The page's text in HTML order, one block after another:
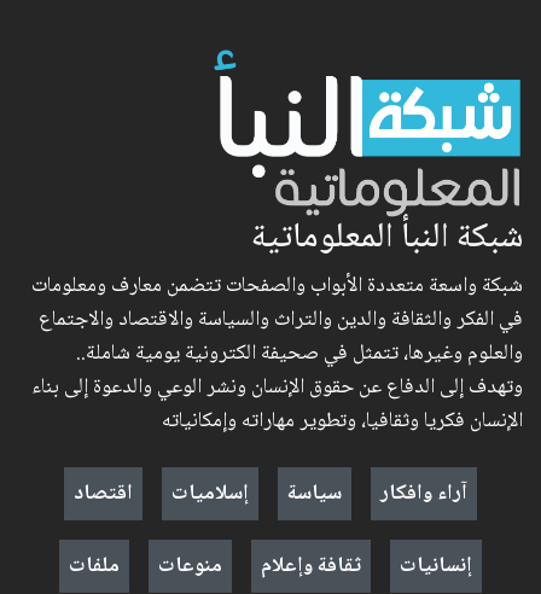
شبكة النبأ المعلوماتية
شبكة واسعة متعددة الأبواب والصفحات تتضمن معارف ومعلومات
في الفكر والثقافة والدين والتراث والسياسة والاقتصاد والاجتماع
والعلوم وغيرها، تتمثل في صحيفة الكترونية يومية شاملة..
وتهدف إلى الدفاع عن حقوق الإنسان ونشر الوعي والدعوة إلى بناء
الإنسان فكريا وثقافيا، وتطوير مهاراته وإمكانياته
آراء وافكار
سياسة إسلاميات
اقتصاد
إنسانيات
ثقافة وإعلام منوعات ملفات